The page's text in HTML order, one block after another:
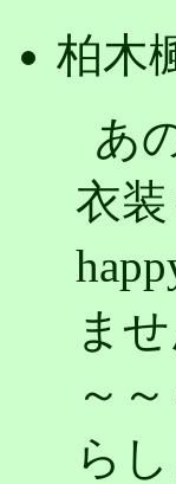
柏木
あ
衣
ま
～
ら